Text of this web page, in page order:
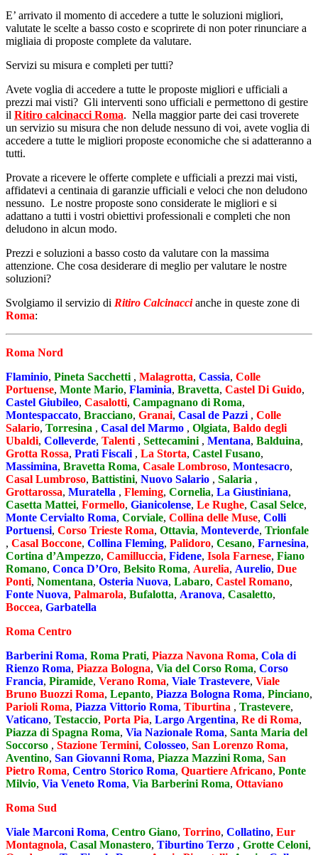
E’ arrivato il momento di accedere a tutte le soluzioni migliori,
valutate le scelte a basso costo e scoprirete di non poter rinunciare a
migliaia di proposte complete da valutare.
Servizi su misura e completi per tutti?
Avete voglia di accedere a tutte le proposte migliori e ufficiali a
prezzi mai visti? Gli interventi sono ufficiali e permettono di gestire
il Ritiro calcinacci Roma. Nella maggior parte dei casi troverete
un servizio su misura che non delude nessuno di voi, avete voglia di
accedere a tutte le migliori proposte economiche che si adatteranno a
tutti.
Provate a ricevere le offerte complete e ufficiali a prezzi mai visti,
affidatevi a centinaia di garanzie ufficiali e veloci che non deludono
nessuno. Le nostre proposte sono considerate le migliori e si
adattano a tutti i vostri obiettivi professionali e completi che non
deludono in alcun modo.
Prezzi e soluzioni a basso costo da valutare con la massima
attenzione. Che cosa desiderare di meglio per valutare le nostre
soluzioni?
Svolgiamo il servizio di Ritiro Calcinaccianche in queste zone di
Roma:
Roma Nord
Flaminio, Pineta Sacchetti , Malagrotta, Cassia, Colle
Portuense, Monte Mario, Flaminia, Bravetta, Castel Di Guido,
Castel Giubileo, Casalotti, Campagnano di Roma,
Montespaccato, Bracciano, Granai, Casal de Pazzi , Colle
Salario, Torresina , Casal del Marmo , Olgiata, Baldo degli
Ubaldi, Colleverde, Talenti , Settecamini , Mentana, Balduina,
Grotta Rossa, Prati Fiscali , La Storta, Castel Fusano,
Massimina, Bravetta Roma, Casale Lombroso, Montesacro,
Casal Lumbroso, Battistini, Nuovo Salario , Salaria ,
Grottarossa, Muratella , Fleming, Cornelia, La Giustiniana,
Casetta Mattei, Formello, Gianicolense, Le Rughe, Casal Selce,
Monte Cervialto Roma, Corviale, Collina delle Muse, Colli
Portuensi, Corso Trieste Roma, Ottavia, Monteverde, Trionfale
, Casal Boccone, Collina Fleming, Palidoro, Cesano, Farnesina,
Cortina d’Ampezzo, Camilluccia, Fidene, Isola Farnese, Fiano
Romano, Conca D’Oro, Belsito Roma, Aurelia, Aurelio, Due
Ponti, Nomentana, Osteria Nuova, Labaro, Castel Romano,
Fonte Nuova, Palmarola, Bufalotta, Aranova, Casaletto,
Boccea, Garbatella
Roma Centro
Barberini Roma, Roma Prati, Piazza Navona Roma, Cola di
Rienzo Roma, Piazza Bologna, Via del Corso Roma, Corso
Francia, Piramide, Verano Roma, Viale Trastevere, Viale
Bruno Buozzi Roma, Lepanto, Piazza Bologna Roma, Pinciano,
Parioli Roma, Piazza Vittorio Roma, Tiburtina , Trastevere,
Vaticano, Testaccio, Porta Pia, Largo Argentina, Re di Roma,
Piazza di Spagna Roma, Via Nazionale Roma, Santa Maria del
Soccorso , Stazione Termini, Colosseo, San Lorenzo Roma,
Aventino, San Giovanni Roma, Piazza Mazzini Roma, San
Pietro Roma, Centro Storico Roma, Quartiere Africano, Ponte
Milvio, Via Veneto Roma, Via Barberini Roma, Ottaviano
Roma Sud
Viale Marconi Roma, Centro Giano, Torrino, Collatino, Eur
Montagnola, Casal Monastero, Tiburtino Terzo , Grotte Celoni,